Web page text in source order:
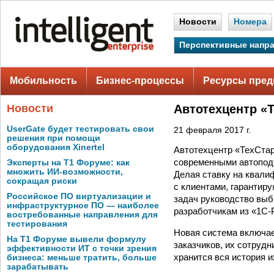
Новости Номера
Перспективные
Мобильность Бизнес-процессы Ресурсы
Новости
UserGate будет тестировать свои
решения при помощи
оборудования Xinertel
Эксперты на Т1 Форуме: как
множить ИИ-возможности,
сокращая риски
Российское ПО виртуализации и
инфраструктурное ПО — наиболее
востребованные направления для
тестирования
На Т1 Форуме вывели формулу
эффективности ИТ с точки зрения
бизнеса: меньше тратить, больше
зарабатывать
Автотехцентр
21 февраля 2017 г.
Автотехцентр
современными
Делая ставку на
с клиентами,
задач руководство
разработчикам из «1С-
Новая система
заказчиков, их
хранится вся история